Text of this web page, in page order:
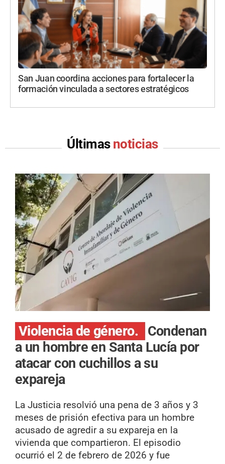
San Juan coordina acciones para fortalecer la
formación vinculada a sectores estratégicos
Últimas noticias
Violencia de género.
Condenan
a un hombre en Santa Lucía por
atacar con cuchillos a su
expareja
La Justicia resolvió una pena de 3 años y 3
meses de prisión efectiva para un hombre
acusado de agredir a su expareja en la
vivienda que compartieron. El episodio
ocurrió el 2 de febrero de 2026 y fue